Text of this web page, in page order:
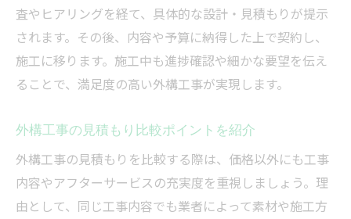
査やヒアリングを経て、具体的な設計・見積もりが提示
されます。その後、内容や予算に納得した上で契約し、
施工に移ります。施工中も進捗確認や細かな要望を伝え
ることで、満足度の高い外構工事が実現します。
外構工事の見積もり比較ポイントを紹介
外構工事の見積もりを比較する際は、価格以外にも工事
内容やアフターサービスの充実度を重視しましょう。理
由として、同じ工事内容でも業者によって素材や施工方